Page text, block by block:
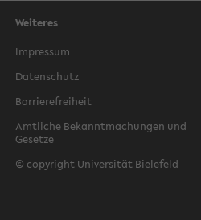
Weiteres
Impressum
Datenschutz
Barrierefreiheit
Amtliche Bekanntmachungen und
Gesetze
© copyright Universität Bielefeld